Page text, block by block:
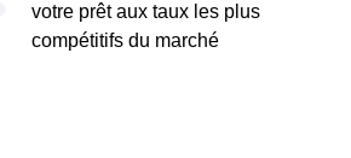
votre prêt aux taux les plus
compétitifs du marché